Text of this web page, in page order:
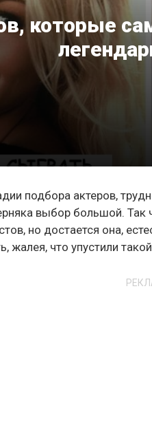
которые
подбора актеров,
выбор большой. Так
но достается она,
жалея, что упустили